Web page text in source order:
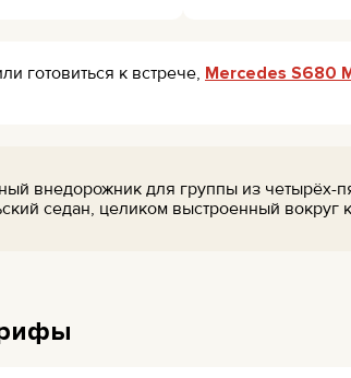
готовиться к встрече, Mercedes S680
внедорожник для группы из четырёх-
седан, целиком выстроенный